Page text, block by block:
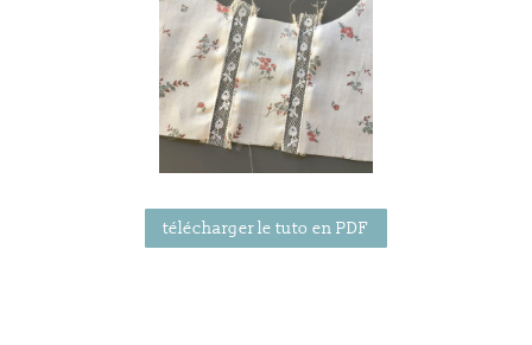
télécharger le tuto en PDF